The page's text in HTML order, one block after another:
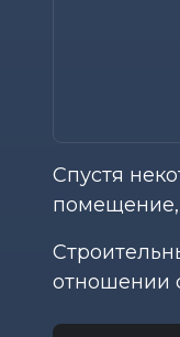
Спустя
отношении